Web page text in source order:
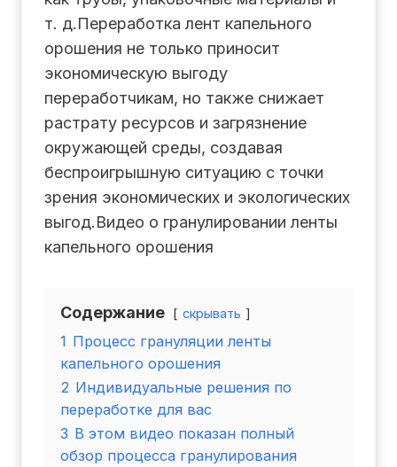
т. д.Переработка лент капельного
орошения не только приносит
экономическую выгоду
переработчикам, но также снижает
растрату ресурсов и загрязнение
окружающей среды, создавая
беспроигрышную ситуацию с точки
зрения экономических и экологических
выгод.Видео о гранулировании ленты
капельного орошения
Содержание скрывать
1 Процесс грануляции ленты
капельного орошения
2 Индивидуальные решения по
переработке для вас
3 В этом видео показан полный
обзор процесса гранулирования